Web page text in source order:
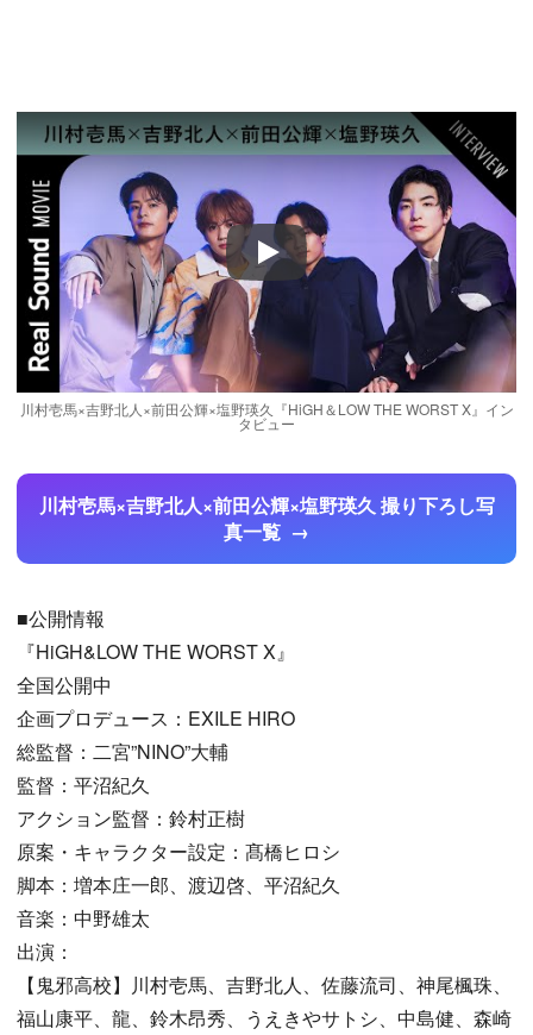
Play
川村壱馬×吉野北人×前田公輝×塩野瑛久『HiGH＆LOW THE WORST X』イン
タビュー
川村壱馬×吉野北人×前田公輝×塩野瑛久 撮り下ろし写
真一覧
■公開情報
『HiGH&LOW THE WORST X』
全国公開中
企画プロデュース：EXILE HIRO
総監督：二宮”NINO”大輔
監督：平沼紀久
アクション監督：鈴村正樹
原案・キャラクター設定：髙橋ヒロシ
脚本：増本庄一郎、渡辺啓、平沼紀久
音楽：中野雄太
出演：
【鬼邪高校】川村壱馬、吉野北人、佐藤流司、神尾楓珠、
福山康平、龍、鈴木昂秀、うえきやサトシ、中島健、森崎